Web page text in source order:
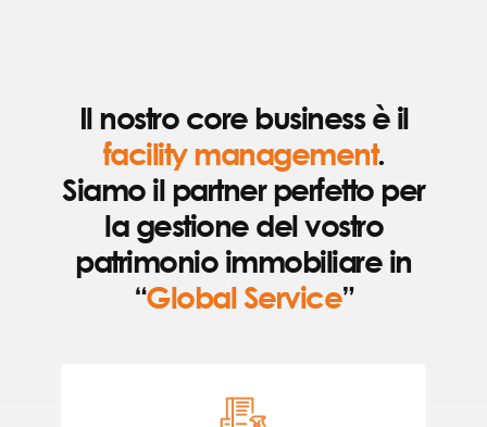
Il nostro core business è il
facility management.
Siamo il partner perfetto per
la gestione del vostro
patrimonio immobiliare in
“Global Service”